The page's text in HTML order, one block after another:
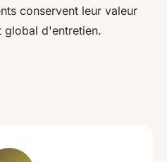
conservent leur valeur
global d'entretien.